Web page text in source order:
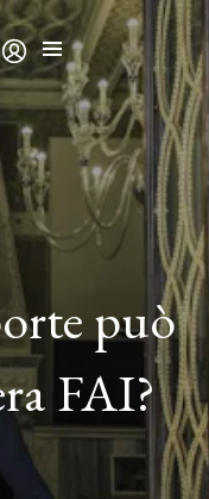
può
FAI?